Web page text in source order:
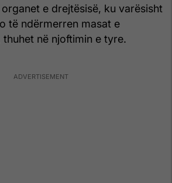
e drejtësisë, ku varësisht
të ndërmerren masat e
thuhet në njoftimin e tyre.